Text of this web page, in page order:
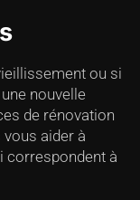
ou si
nouvelle
de rénovation
aider à
correspondent à